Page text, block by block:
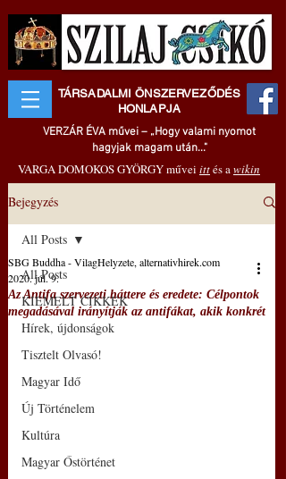
TÁRSADALMI ÖNSZERVEZŐDÉS
HONLAPJA
VERZÁR ÉVA művei – „Hogy valami nyomot
hagyjak magam után..."
VARGA DOMOKOS GYÖRGY művei ittés awikin
Bejegyzés
All Posts
KIEMELT CIKKEK
Hírek, újdonságok
Tisztelt Olvasó!
Magyar Idő
Új Történelem
Kultúra
Magyar Őstörténet
All Posts
Az Antifa szervezeti háttere és eredete: Célpontok
megadásával irányítják az antifákat, akik konkrét
SBG Buddha - VilagHelyzete, alternativhirek.com
2020. júl. 9.